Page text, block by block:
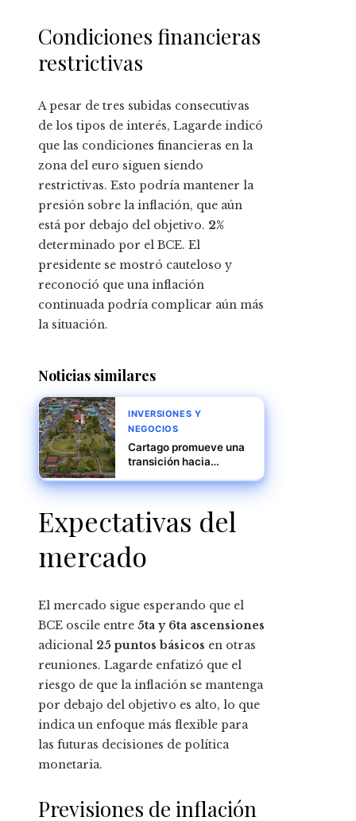
Condiciones financieras
restrictivas
A pesar de tres subidas consecutivas
de los tipos de interés, Lagarde indicó
que las condiciones financieras en la
zona del euro siguen siendo
restrictivas. Esto podría mantener la
presión sobre la inflación, que aún
está por debajo del objetivo. 2%
determinado por el BCE. El
presidente se mostró cauteloso y
reconoció que una inflación
continuada podría complicar aún más
la situación.
Noticias similares
INVERSIONES Y
NEGOCIOS
Cartago promueve una
transición hacia
eficientes, resilientes y
Expectativas del
mercado
El mercado sigue esperando que el
BCE oscile entre 5ta y 6ta ascensiones
adicional 25 puntos básicos en otras
reuniones. Lagarde enfatizó que el
riesgo de que la inflación se mantenga
por debajo del objetivo es alto, lo que
indica un enfoque más flexible para
las futuras decisiones de política
monetaria.
Previsiones de inflación